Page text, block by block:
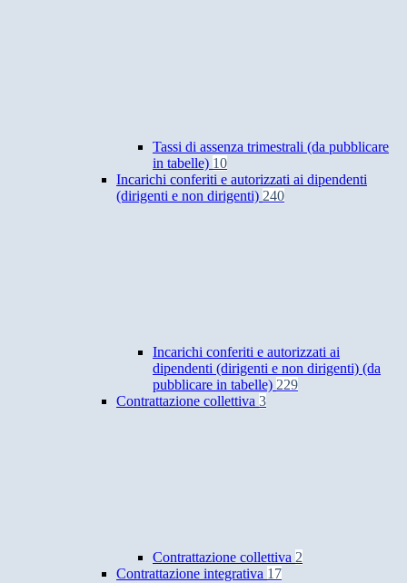
Tassi di assenza trimestrali (da pubblicare
in tabelle) 10
Incarichi conferiti e autorizzati ai dipendenti
(dirigenti e non dirigenti) 240
Incarichi conferiti e autorizzati ai
dipendenti (dirigenti e non dirigenti) (da
pubblicare in tabelle) 229
Contrattazione collettiva 3
Contrattazione collettiva 2
Contrattazione integrativa 17